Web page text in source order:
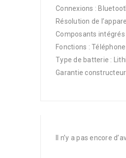
Connexions :
Résolution de
Composants
Fonctions :
Type de batterie :
Garantie constructeur
Il n’y a pas encore